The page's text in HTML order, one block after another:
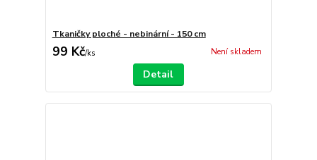
Tkaničky ploché - nebinární - 150 cm
99 Kč/ks Není skladem
Detail